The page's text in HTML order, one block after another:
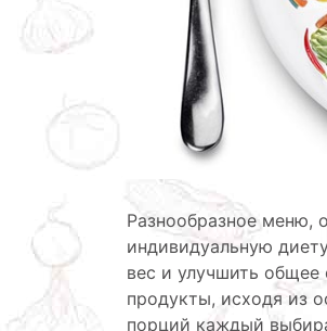
Разнообразное меню,
индивидуальную
вес и улучшить общее
продукты, исходя из
порций каждый